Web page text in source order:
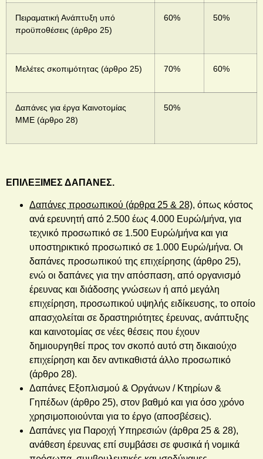
Πειραματική Ανάπτυξη υπό
προϋποθέσεις (άρθρο 25)
60% 50%
Μελέτες σκοπιμότητας (άρθρο 25) 70% 60%
Δαπάνες για έργα Καινοτομίας
ΜΜΕ (άρθρο 28)
50%
ΕΠΙΛΕΞΙΜΕΣ ΔΑΠΑΝΕΣ.
Δαπάνες προσωπικού (άρθρα 25 & 28), όπως κόστος
ανά ερευνητή από 2.500 έως 4.000 Ευρώ/μήνα, για
τεχνικό προσωπικό σε 1.500 Ευρώ/μήνα και για
υποστηρικτικό προσωπικό σε 1.000 Ευρώ/μήνα. Οι
δαπάνες προσωπικού της επιχείρησης (άρθρο 25),
ενώ οι δαπάνες για την απόσπαση, από οργανισμό
έρευνας και διάδοσης γνώσεων ή από μεγάλη
επιχείρηση, προσωπικού υψηλής ειδίκευσης, το οποίο
απασχολείται σε δραστηριότητες έρευνας, ανάπτυξης
και καινοτομίας σε νέες θέσεις που έχουν
δημιουργηθεί προς τον σκοπό αυτό στη δικαιούχο
επιχείρηση και δεν αντικαθιστά άλλο προσωπικό
(άρθρο 28).
Δαπάνες Εξοπλισμού & Οργάνων / Κτηρίων &
Γηπέδων (άρθρο 25), στον βαθμό και για όσο χρόνο
χρησιμοποιούνται για το έργο (αποσβέσεις).
Δαπάνες για Παροχή Υπηρεσιών (άρθρα 25 & 28),
ανάθεση έρευνας επί συμβάσει σε φυσικά ή νομικά